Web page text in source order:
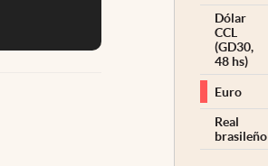
Dólar
CCL
(GD30,
48 hs)
Euro
Real
brasileño